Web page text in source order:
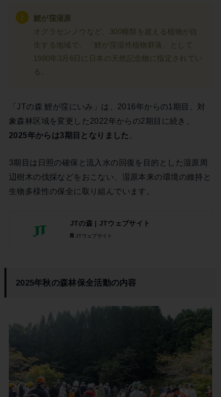
鯉が窪湿原
オグラセンノウなど、300種類を超える植物が自
生する地域で、「鯉が窪湿性植物群落」として
1980年3月6日に日本の天然記念物に指定されてい
る。
「JTの森 鯉が窪にいみ」は、2016年からの1期目、対
象森林区域を変更した2022年からの2期目に続き、
2025年からは3期目となりました
3期目は日照の確保と流入水の回復を目的とした湿原周
辺樹木の伐採などをおこない、湿原本来の環境の維持と
生物多様性の保全に取り組んでいます。
JTの森 | JTウェブサイト
JTウェブサイト
2025年秋の森林保全活動の内容